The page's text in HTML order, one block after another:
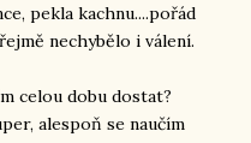
pekla kachnu....pořád
nechybělo i válení.
celou dobu dostat?
alespoň se naučím